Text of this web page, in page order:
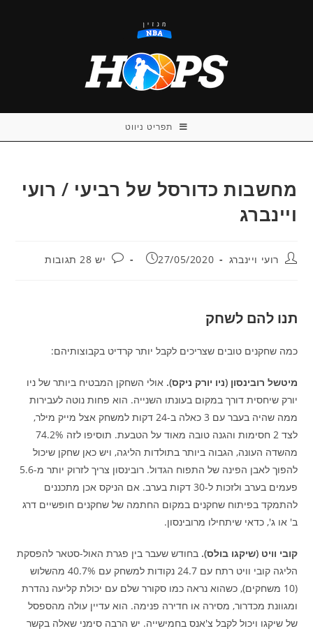
תפריט ניווט
מחשבות כדורסל של רביעי / רועי
ויינברג
מחבר:רועי ויינברג פורסם:
27/05/2020 תגובות:
יש 28 תגובות
תנו להם לשחק
כמה שחקנים טובים שצריכים לקבל יותר קרדיט בקבוצותיהם:
מיטשל רובינסון (ניו יורק ניקס). אולי השחקן המבטיח ביותר של ניו
יורק שיחסית דורך במקום בעונתו השנייה. הוא פחות נוטה לעבירות
ממה שהיה בעבר עם 3 כאלה ב-24 דקות למשחק אצל מייק מילר,
לצד 2 חסימות והגנה טובה מאוד על הטבעת. תוסיפו לזה 74.2%
מהשדה העונה, הגבוה ביותר בתולדות הליגה, ויש כאן שחקן שיכול
להפוך לאבן הפינה של התפוח הגדול. רובינסון צריך לזרוק יותר מ-5.6
פעמים בערב ולזכות ל-30 דקות בערב. אם הניקס אכן מתכננים
להתמקד בפיתוח שחקנים במקום החתמה של שחקנים חופשיים דרג
ב' או ג', כדאי שיתחילו מרובינסון.
קובי וויט (שיקגו בולס). בחודש שעבר בין פגרת האול-סטאר להפסקת
הליגה קובי וויט רתח עם 24.7 נקודות למשחק עם 40.7% מהשלוש
(10 משחקים), כשהוא נראה כמו סקורר שלם עם יכולת קליעה נהדרת
ומגוונת מכדרור, מסירה או חדירה פנימה. הוא עדיין עולה מהספסל
של שיקגו ויכול לקבל צ'אנס בחמישייה. יש הרבה סימני שאלה בקשר